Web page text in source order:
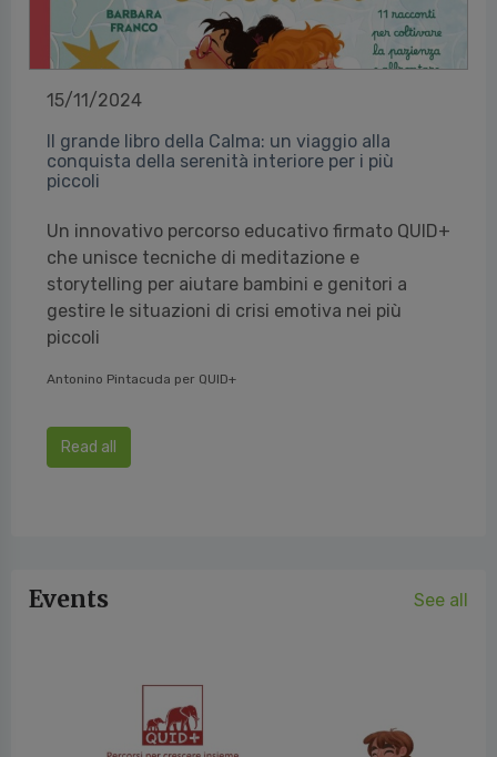
15/11/2024
Il grande libro della Calma: un viaggio alla
conquista della serenità interiore per i più
piccoli
Un innovativo percorso educativo firmato QUID+
che unisce tecniche di meditazione e
storytelling per aiutare bambini e genitori a
gestire le situazioni di crisi emotiva nei più
piccoli
Antonino Pintacuda per QUID+
Read all
Events See all